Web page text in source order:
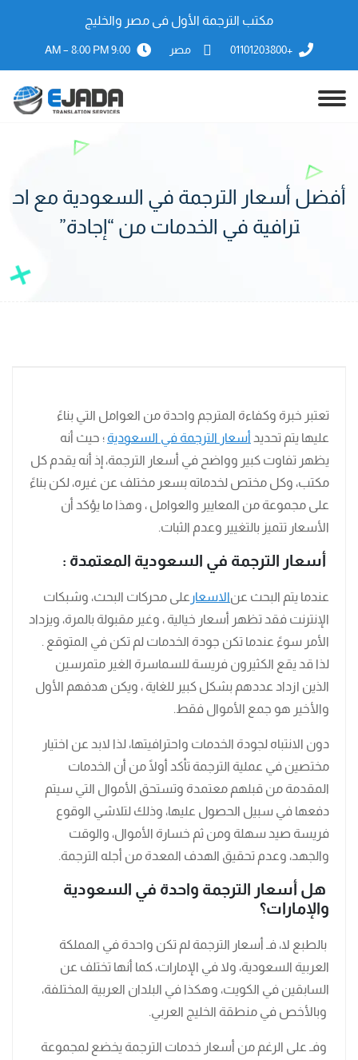
مكتب الترجمة الأول فى مصر والخليج
+01101203800 مصر 9:00 AM – 8:00 PM
أفضل أسعار الترجمة في السعودية مع اح
ترافية في الخدمات من “إجادة”
تعتبر خبرة وكفاءة المترجم واحدة من العوامل التي بناءً
عليها يتم تحديد أسعار الترجمة في السعودية ؛ حيث أنه
يظهر تفاوت كبير وواضح في أسعار الترجمة، إذ أنه يقدم كل
مكتب، وكل مختص لخدماته بسعر مختلف عن غيره، لكن بناءً
على مجموعة من المعايير والعوامل ، وهذا ما يؤكد أن
الأسعار تتميز بالتغيير وعدم الثبات.
أسعار الترجمة في السعودية المعتمدة :
عندما يتم البحث عنالاسعار على محركات البحث، وشبكات
الإنترنت فقد تظهر أسعار خيالية ، وغير مقبولة بالمرة، ويزداد
الأمر سوءً عندما تكن جودة الخدمات لم تكن في المتوقع .
لذا قد يقع الكثيرون فريسة للسماسرة الغير متمرسين
الذين ازداد عددهم بشكل كبير للغاية ، ويكن هدفهم الأول
والأخير هو جمع الأموال فقط.
دون الانتباه لجودة الخدمات واحترافيتها، لذا لابد عن اختيار
مختصين في عملية الترجمة تأكد أولًا من أن الخدمات
المقدمة من قبلهم معتمدة وتستحق الأموال التي سيتم
دفعها في سبيل الحصول عليها، وذلك لتلاشي الوقوع
فريسة صيد سهلة ومن ثم خسارة الأموال، والوقت
والجهد، وعدم تحقيق الهدف المعدة من أجله الترجمة.
هل أسعار الترجمة واحدة في السعودية
والإمارات؟
بالطبع لا، فـ أسعار الترجمة لم تكن واحدة في المملكة
العربية السعودية، ولا في الإمارات، كما أنها تختلف عن
السابقين في الكويت، وهكذا في البلدان العربية المختلفة،
وبالأخص في منطقة الخليج العربي.
وفـ على الرغم من أسعار خدمات الترجمة يخضع لمجموعة